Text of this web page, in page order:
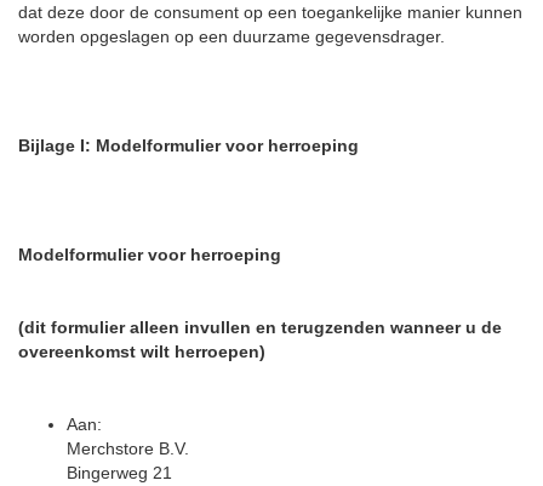
dat deze door de consument op een toegankelijke manier kunnen
worden opgeslagen op een duurzame gegevensdrager.
Bijlage I: Modelformulier voor herroeping
Modelformulier voor herroeping
(dit formulier alleen invullen en terugzenden wanneer u de
overeenkomst wilt herroepen)
Aan:
Merchstore B.V.
Bingerweg 21